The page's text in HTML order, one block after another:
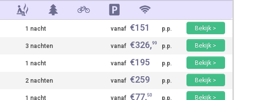
1 nacht vanaf €151 p.p.
Bekijk >
3 nachten vanaf €326,99 p.p.
Bekijk >
1 nacht vanaf €195 p.p.
Bekijk >
2 nachten vanaf €259 p.p.
Bekijk >
1 nacht vanaf €77,50 p.p. Bekijk >